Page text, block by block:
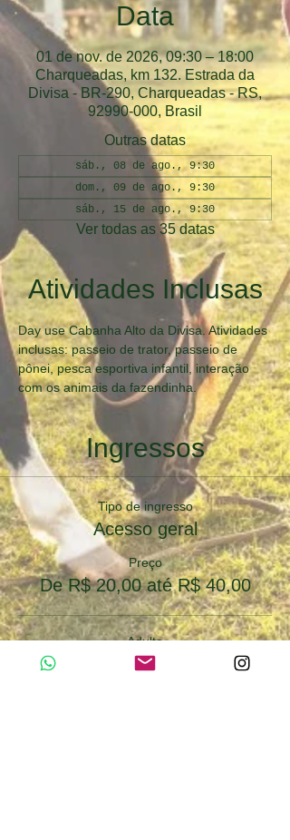
Data
01 de nov. de 2026, 09:30 – 18:00
Charqueadas, km 132. Estrada da
Divisa - BR-290, Charqueadas - RS,
92990-000, Brasil
Outras datas
sáb., 08 de ago., 9:30
dom., 09 de ago., 9:30
sáb., 15 de ago., 9:30
Ver todas as 35 datas
Atividades Inclusas
Day use Cabanha Alto da Divisa. Atividades
inclusas: passeio de trator, passeio de
pônei, pesca esportiva infantil, interação
com os animais da fazendinha.
Ingressos
Tipo de ingresso
Acesso geral
Preço
De R$ 20,00 até R$ 40,00
Adulto
R$ 40,00